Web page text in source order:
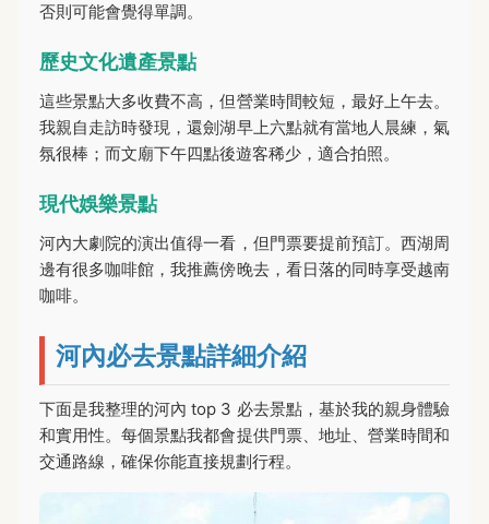
否則可能會覺得單調。
歷史文化遺產景點
這些景點大多收費不高，但營業時間較短，最好上午去。
我親自走訪時發現，還劍湖早上六點就有當地人晨練，氣
氛很棒；而文廟下午四點後遊客稀少，適合拍照。
現代娛樂景點
河內大劇院的演出值得一看，但門票要提前預訂。西湖周
邊有很多咖啡館，我推薦傍晚去，看日落的同時享受越南
咖啡。
河內必去景點詳細介紹
下面是我整理的河內 top 3 必去景點，基於我的親身體驗
和實用性。每個景點我都會提供門票、地址、營業時間和
交通路線，確保你能直接規劃行程。